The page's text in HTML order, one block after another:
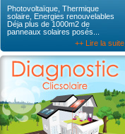
Photovoltaïque, Thermique
solaire, Energies renouvelables
Déja plus de 1000m2 de
panneaux solaires posés...
++ Lire la suite